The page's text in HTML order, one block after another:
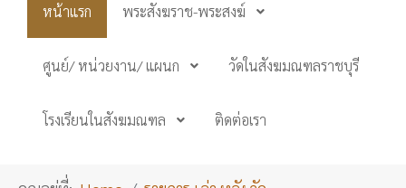
หน้าแรก พระสังฆราช-พระสงฆ์
ศูนย์/ หน่วยงาน/ แผนก วัดในสังฆมณฑลราชบุรี
โรงเรียนในสังฆมณฑล ติดต่อเรา